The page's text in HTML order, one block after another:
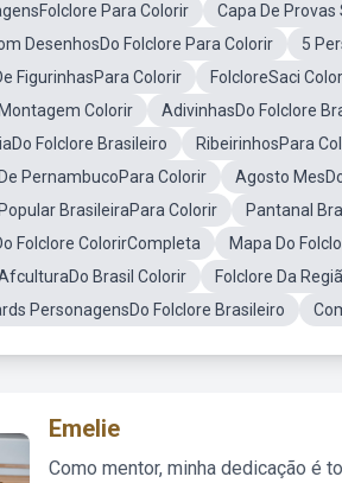
Para Colorir
Capa De Provas
DesenhosDo Folclore Para Colorir
5
FigurinhasPara Colorir
FolcloreSaci
Colorir
AdivinhasDo Folclore
Folclore Brasileiro
RibeirinhosPara
PernambucoPara Colorir
Agosto
BrasileiraPara Colorir
Pantanal
Folclore ColorirCompleta
Mapa Do
Brasil Colorir
Folclore Da
PersonagensDo Folclore Brasileiro
Emelie
Como mentor, minha dedicação é